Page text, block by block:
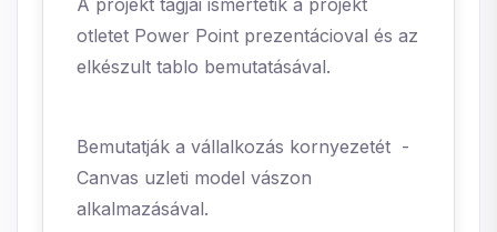
otletet Power Point prezentácioval és az
elkészult tablo bemutatásával.
Bemutatják a vállalkozás kornyezetét -
Canvas uzleti model vászon
alkalmazásával.